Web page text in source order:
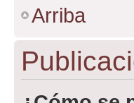
Arriba